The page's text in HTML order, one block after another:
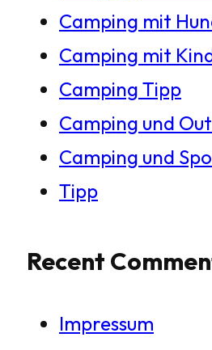
Camping mit
Camping mit
Camping Tipp
Camping und
Camping und
Tipp
Recent
Impressum